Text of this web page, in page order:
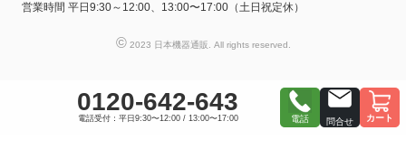
0120-642-643
電話受付：平日9:30〜12:00 / 13:00〜17:00 電話 問合せ カート
営業時間 平日9:30～12:00、13:00〜17:00（土日祝定休）
©2023 日本機器通販. All rights reserved.